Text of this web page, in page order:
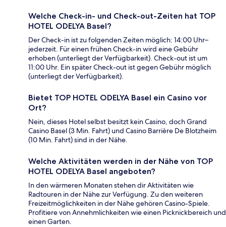
Welche Check-in- und Check-out-Zeiten hat TOP
HOTEL ODELYA Basel?
Der Check-in ist zu folgenden Zeiten möglich: 14:00 Uhr–
jederzeit. Für einen frühen Check-in wird eine Gebühr
erhoben (unterliegt der Verfügbarkeit). Check-out ist um
11:00 Uhr. Ein später Check-out ist gegen Gebühr möglich
(unterliegt der Verfügbarkeit).
Bietet TOP HOTEL ODELYA Basel ein Casino vor
Ort?
Nein, dieses Hotel selbst besitzt kein Casino, doch Grand
Casino Basel (3 Min. Fahrt) und Casino Barrière De Blotzheim
(10 Min. Fahrt) sind in der Nähe.
Welche Aktivitäten werden in der Nähe von TOP
HOTEL ODELYA Basel angeboten?
In den wärmeren Monaten stehen dir Aktivitäten wie
Radtouren in der Nähe zur Verfügung. Zu den weiteren
Freizeitmöglichkeiten in der Nähe gehören Casino-Spiele.
Profitiere von Annehmlichkeiten wie einen Picknickbereich und
einen Garten.